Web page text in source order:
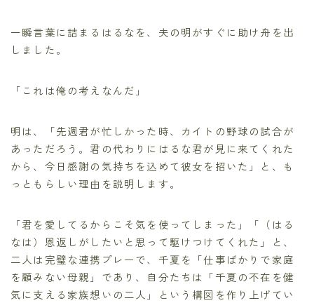
一瞬言葉に詰まるはるなを、夫の明がすぐに助け舟を出
しました。
「これは俺の考えなんだ」
明は、「先週君が忙しかった時、カイトの野球の試合が
あっただろう。君の代わりにはるな君が見に来てくれた
から、今日感謝の気持ちを込めて彼女を招いた」と、も
っともらしい理由を説明します。
「君を愛してるからこそ気を使ってしまった」「（はる
なは）恩返しがしたいと思って駆けつけてくれた」と、
二人は完璧な連携プレーで、千夏を「仕事ばかりで家庭
を顧みない母親」であり、自分たちは「千夏の不在を健
気に支える家族想いの二人」という構図を作り上げてい